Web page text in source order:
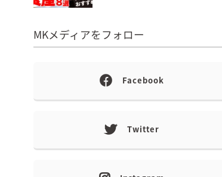
MKメディアをフォロー
Facebook
Twitter